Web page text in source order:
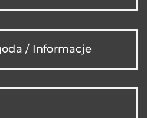
/ Informacje